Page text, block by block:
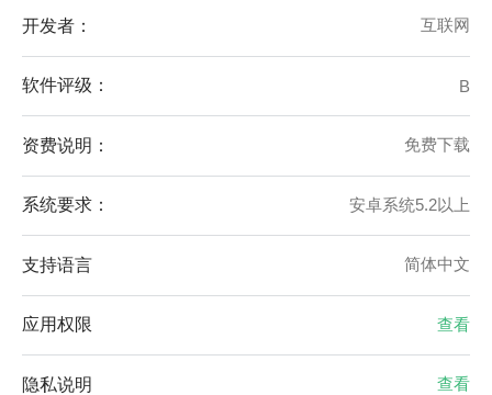
开发者： 互联网
软件评级： B
资费说明： 免费下载
系统要求： 安卓系统5.2以上
支持语言 简体中文
应用权限 查看
隐私说明 查看